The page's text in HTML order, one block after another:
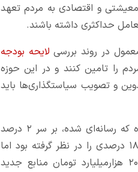
معیشتی و اقتصادی به مردم تعهد
حداکثری داشته باشند.
در روند بررسی لایحه بودجه
را تامین کنند و در این حوزه
و تصویب سیاستگذاری‌ها باید
شده، بر سر ۲ درصد
است ادامه داد: لایحه بودجه متوسط افزایش حقوق ۱۸ درصدی را در نظر گرفته بود اما
کمیسیون تلفیق حداقل افزایش حقوق ۲۰ درصد مصوب کرده است که معادل ۲۰ هزارمیلیارد تومان منابع جدید